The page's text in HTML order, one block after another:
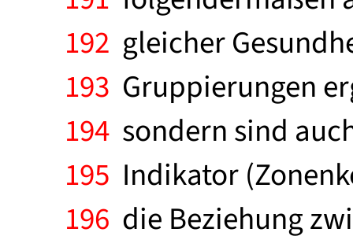
192 gleicher
193 Gruppierungen
194 sondern sind
195 Indikator
196 die Beziehung